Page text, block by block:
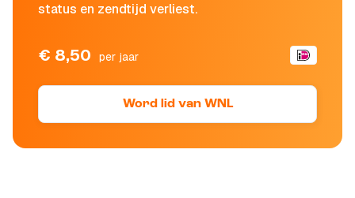
status en zendtijd verliest.
€ 8,50 per jaar
Word lid van WNL